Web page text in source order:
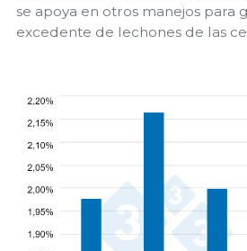
se apoya en otros manejos para
excedente de lechones de las